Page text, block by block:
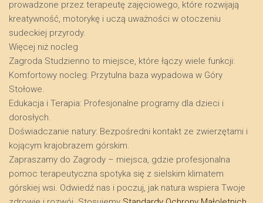
prowadzone przez terapeutę zajęciowego, które rozwijają
kreatywność, motorykę i uczą uważności w otoczeniu
sudeckiej przyrody.
​Więcej niż nocleg
​Zagroda Studzienno to miejsce, które łączy wiele funkcji:
​Komfortowy nocleg: Przytulna baza wypadowa w Góry
Stołowe.
​Edukacja i Terapia: Profesjonalne programy dla dzieci i
dorosłych.
​Doświadczanie natury: Bezpośredni kontakt ze zwierzętami i
kojącym krajobrazem górskim.
​Zapraszamy do Zagrody – miejsca, gdzie profesjonalna
pomoc terapeutyczna spotyka się z sielskim klimatem
górskiej wsi. Odwiedź nas i poczuj, jak natura wspiera Twoje